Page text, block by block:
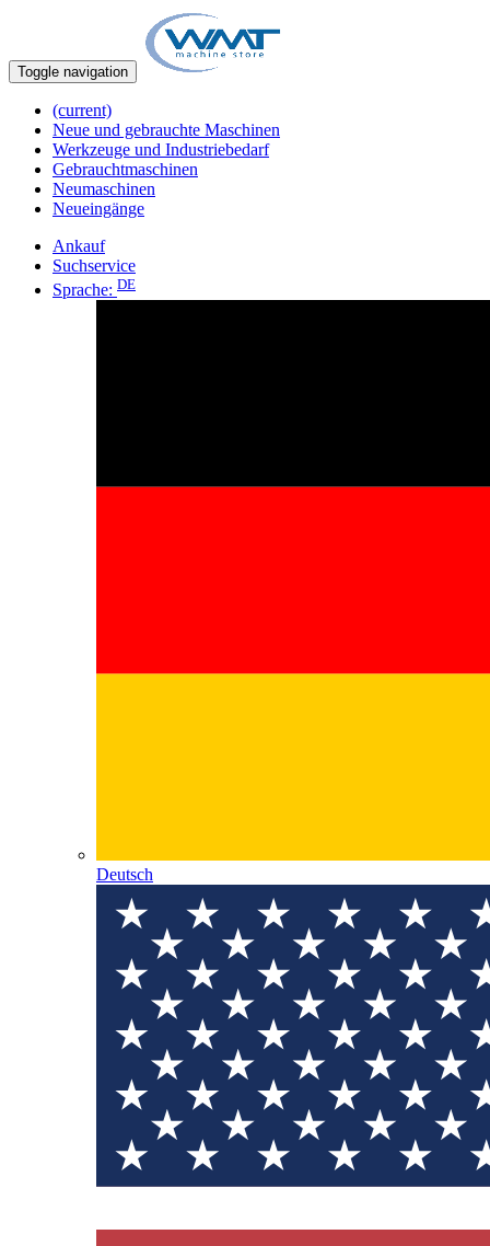
Toggle navigation
(current)
Neue und gebrauchte Maschinen
Werkzeuge und Industriebedarf
Gebrauchtmaschinen
Neumaschinen
Neueingänge
Ankauf
Suchservice
Sprache: DE
Deutsch